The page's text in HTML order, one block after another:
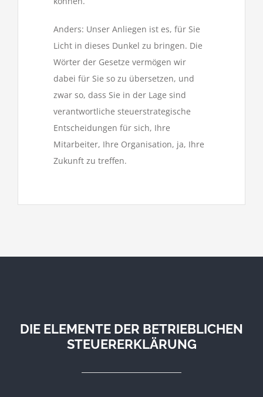
Anders: Unser Anliegen ist es, für Sie
Licht in dieses Dunkel zu bringen. Die
Wörter der Gesetze vermögen wir
dabei für Sie so zu übersetzen, und
zwar so, dass Sie in der Lage sind
verantwortliche steuerstrategische
Entscheidungen für sich, Ihre
Mitarbeiter, Ihre Organisation, ja, Ihre
Zukunft zu treffen.
DIE ELEMENTE DER BETRIEBLICHEN
STEUERERKLÄRUNG